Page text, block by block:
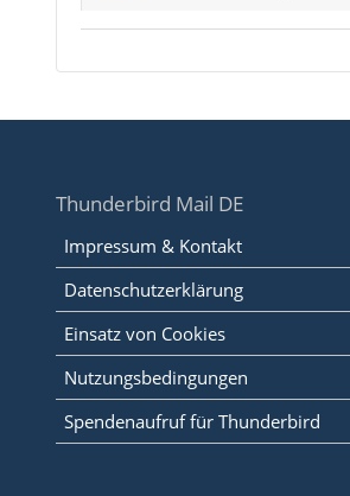
Thunderbird Mail DE
Impressum & Kontakt
Datenschutzerklärung
Einsatz von Cookies
Nutzungsbedingungen
Spendenaufruf für Thunderbird